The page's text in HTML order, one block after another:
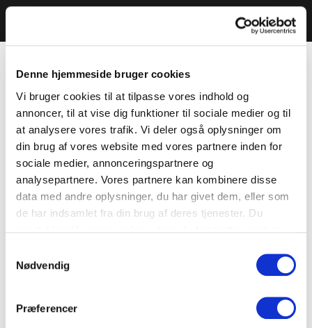
Denne hjemmeside bruger cookies
Vi bruger cookies til at tilpasse vores indhold og
annoncer, til at vise dig funktioner til sociale medier og til
at analysere vores trafik. Vi deler også oplysninger om
din brug af vores website med vores partnere inden for
sociale medier, annonceringspartnere og
analysepartnere. Vores partnere kan kombinere disse
data med andre oplysninger, du har givet dem, eller som
de har indsamlet fra din brug af deres tjenester. Du
Nødvendig
Præferencer